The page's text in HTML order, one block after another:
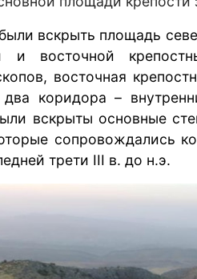
вскрыть площадь
и восточной
восточная
коридора –
вскрыты основные
сопровождались
трети III в. до н.э.